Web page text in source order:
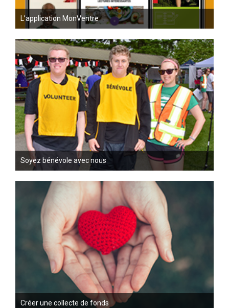
L’application MonVentre
Soyez bénévole avec nous
Créer une collecte de fonds